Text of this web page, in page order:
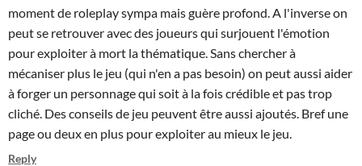
moment de roleplay sympa mais guère profond. A l'inverse on
peut se retrouver avec des joueurs qui surjouent l'émotion
pour exploiter à mort la thématique. Sans chercher à
mécaniser plus le jeu (qui n'en a pas besoin) on peut aussi aider
à forger un personnage qui soit à la fois crédible et pas trop
cliché. Des conseils de jeu peuvent être aussi ajoutés. Bref une
page ou deux en plus pour exploiter au mieux le jeu.
Reply